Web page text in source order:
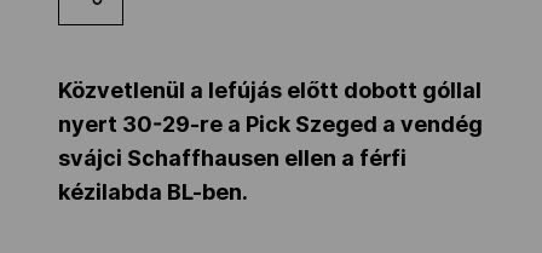
Kettőskarrier-program
NOB
Társszervezetek
Közvetlenül a lefújás előtt dobott góllal
nyert 30-29-re a Pick Szeged a vendég
svájci Schaffhausen ellen a férfi
kézilabda BL-ben.